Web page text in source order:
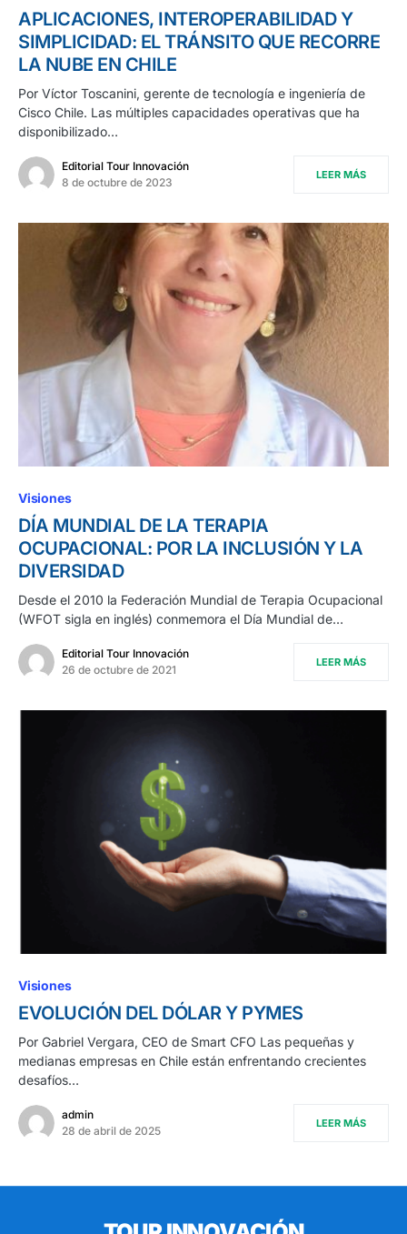
APLICACIONES, INTEROPERABILIDAD Y
SIMPLICIDAD: EL TRÁNSITO QUE RECORRE
LA NUBE EN CHILE
Por Víctor Toscanini, gerente de tecnología e ingeniería de
Cisco Chile. Las múltiples capacidades operativas que ha
disponibilizado…
Editorial Tour Innovación
8 de octubre de 2023
LEER MÁS
Visiones
DÍA MUNDIAL DE LA TERAPIA
OCUPACIONAL: POR LA INCLUSIÓN Y LA
DIVERSIDAD
Desde el 2010 la Federación Mundial de Terapia Ocupacional
(WFOT sigla en inglés) conmemora el Día Mundial de…
Editorial Tour Innovación
26 de octubre de 2021
LEER MÁS
Visiones
EVOLUCIÓN DEL DÓLAR Y PYMES
Por Gabriel Vergara, CEO de Smart CFO Las pequeñas y
medianas empresas en Chile están enfrentando crecientes
desafíos…
admin
28 de abril de 2025
LEER MÁS